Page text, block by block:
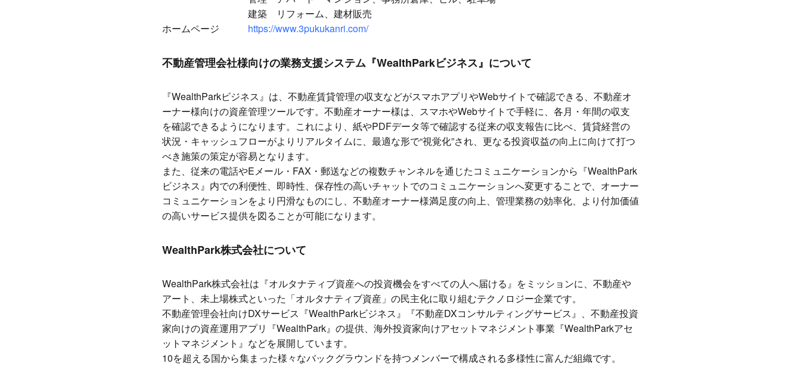
建築 リフォーム、建材販売
ホームページ https://www.3pukukanri.com/
不動産管理会社様向けの業務支援システム『WealthParkビジネス』について
『WealthParkビジネス』は、不動産賃貸管理の収支などがスマホアプリやWebサイトで確認できる、不動産オ
ーナー様向けの資産管理ツールです。不動産オーナー様は、スマホやWebサイトで手軽に、各月・年間の収支
を確認できるようになります。これにより、紙やPDFデータ等で確認する従来の収支報告に比べ、賃貸経営の
状況・キャッシュフローがよりリアルタイムに、最適な形で“視覚化”され、更なる投資収益の向上に向けて打つ
べき施策の策定が容易となります。
また、従来の電話やEメール・FAX・郵送などの複数チャンネルを通じたコミュニケーションから『WealthPark
ビジネス』内での利便性、即時性、保存性の高いチャットでのコミュニケーションへ変更することで、オーナー
コミュニケーションをより円滑なものにし、不動産オーナー様満足度の向上、管理業務の効率化、より付加価値
の高いサービス提供を図ることが可能になります。
WealthPark株式会社について
WealthPark株式会社は『オルタナティブ資産への投資機会をすべての人へ届ける』をミッションに、不動産や
アート、未上場株式といった「オルタナティブ資産」の民主化に取り組むテクノロジー企業です。
不動産管理会社向けDXサービス『WealthParkビジネス』『不動産DXコンサルティングサービス』、不動産投資
家向けの資産運用アプリ『WealthPark』の提供、海外投資家向けアセットマネジメント事業『WealthParkアセ
ットマネジメント』などを展開しています。
10を超える国から集まった様々なバックグラウンドを持つメンバーで構成される多様性に富んだ組織です。